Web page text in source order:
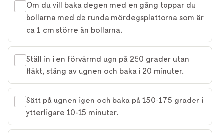
Om du vill baka degen med en gång toppar du
bollarna med de runda mördegsplattorna som är
ca 1 cm större än bollarna.
Ställ in i en förvärmd ugn på 250 grader utan
fläkt, stäng av ugnen och baka i 20 minuter.
Sätt på ugnen igen och baka på 150-175 grader i
ytterligare 10-15 minuter.